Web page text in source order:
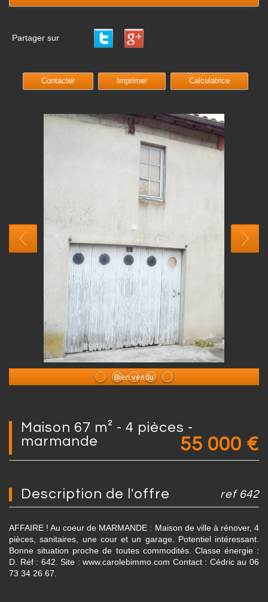
Partager sur
Contacter Imprimer Calculatrice
Bien vendu
maison 67 m² - 4 pièces -
marmande
55 000 €
description de l'offre ref 642
AFFAIRE ! Au coeur de MARMANDE : Maison de ville à rénover, 4
pièces, sanitaires, une cour et un garage. Potentiel intéressant.
Bonne situation proche de toutes commodités. Classe énergie :
D. Réf : 642. Site : www.carolebimmo.com Contact : Cédric au 06
73 34 26 67.